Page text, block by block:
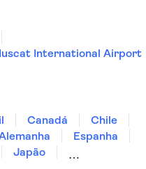
International Airport
Canadá
Chile
Espanha
Japão